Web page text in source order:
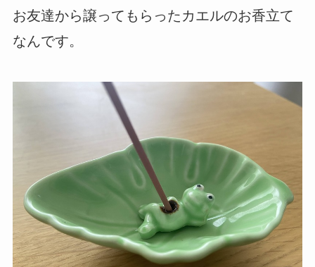
お友達から譲ってもらったカエルのお香立て
なんです。